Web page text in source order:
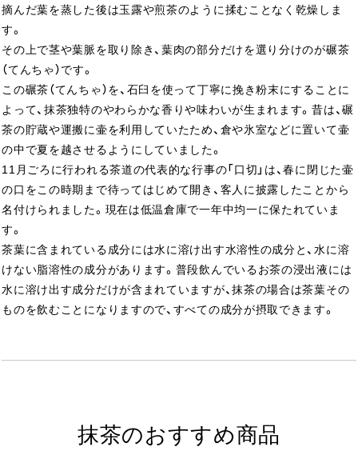
摘んだ葉を蒸した後は玉露や煎茶のように揉むことなく乾燥しま
す。
その上で茎や葉脈を取り除き、葉肉の部分だけを選り分けのが碾茶
（てんちゃ）です。
この碾茶（てんちゃ）を、石臼を使って丁寧に挽き粉末にすることに
よって、抹茶独特のやわらかな香りや味わいが生まれます。昔は、碾
茶の貯蔵や運搬に壷を利用していたため、倉や氷室などに置いて壷
の中で夏を越させるようにしていました。
11月ごろに行われる茶道の代表的な行事の「口切」は、春に閉じた壷
の口をこの時期まで待ってはじめて開き、客人に披露したことから
名付けられました。現在は低温倉庫で一年中均一に保たれていま
す。
茶葉に含まれている成分には水に溶け出す水溶性の成分と、水に溶
けない脂溶性の成分があります。普段飲んでいるお茶の浸出液には
水に溶け出す成分だけが含まれていますが、抹茶の場合は茶葉その
ものを飲むことになりますので、すべての成分が摂取できます。
抹茶のおすすめ商品